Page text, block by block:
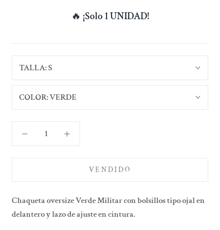
🔥 ¡Solo 1 UNIDAD!
TALLA:S
COLOR:VERDE
VENDIDO
Chaqueta oversize Verde Militar con bolsillos tipo ojal en
delantero y lazo de ajuste en cintura.